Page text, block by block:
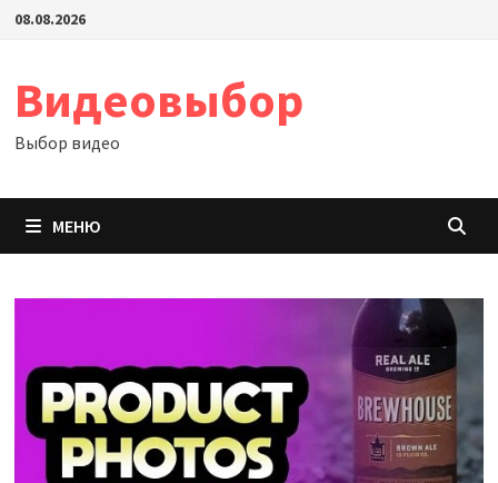
Перейти
08.08.2026
Видеовыбор
Выбор видео
МЕНЮ